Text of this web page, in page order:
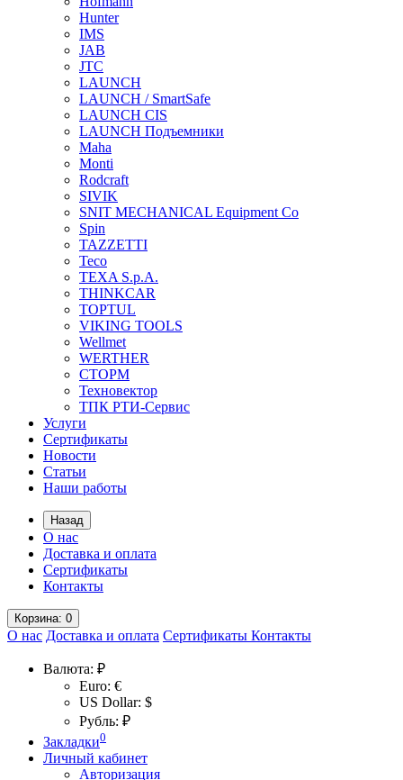
Hunter
IMS
JAB
JTC
LAUNCH
LAUNCH / SmartSafe
LAUNCH CIS
LAUNCH Подъемники
Maha
Monti
Rodcraft
SIVIK
SNIT MECHANICAL Equipment Co
Spin
TAZZETTI
Teco
TEXA S.p.A.
THINKCAR
TOPTUL
VIKING TOOLS
Wellmet
WERTHER
СТОРМ
Техновектор
ТПК РТИ-Сервис
Услуги
Сертификаты
Новости
Статьи
Наши работы
Назад
О нас
Доставка и оплата
Сертификаты
Контакты
Корзина: 0
О нас Доставка и оплата Сертификаты Контакты
Валюта: ₽
Euro: €
US Dollar: $
Рубль: ₽
Закладки0
Личный кабинет
Авторизация